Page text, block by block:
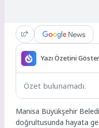
Yazı Özetini Göster
Özet bulunamadı.
Manisa Büyükşehir
doğrultusunda hayata